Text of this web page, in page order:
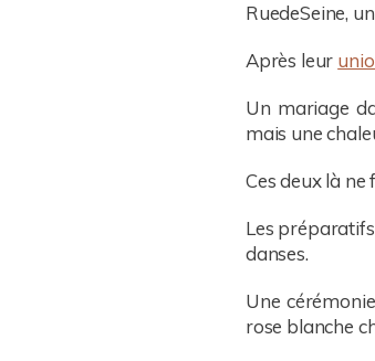
RuedeSeine,
Après leur
Un mariage
mais une
Ces deux là ne
Les
danses.
Une
rose blanche